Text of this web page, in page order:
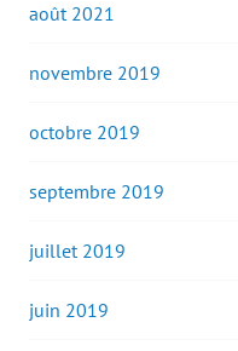
août 2021
novembre 2019
octobre 2019
septembre 2019
juillet 2019
juin 2019